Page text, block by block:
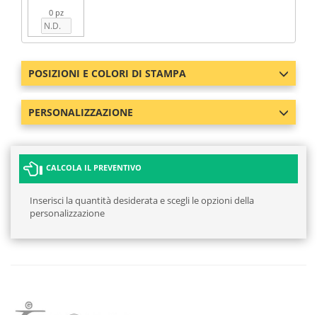
0 pz
POSIZIONI E COLORI DI STAMPA
PERSONALIZZAZIONE
CALCOLA IL PREVENTIVO
Inserisci la quantità desiderata e scegli le opzioni della
personalizzazione